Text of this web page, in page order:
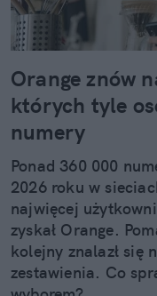
Orange znów
których tyle
numery
Ponad 360 000
2026 roku w
najwięcej
zyskał Orange.
kolejny znalazł się
zestawienia. Co